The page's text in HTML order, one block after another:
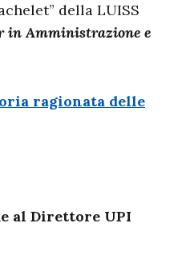
della LUISS
in Amministrazione e
ragionata delle
al Direttore UPI